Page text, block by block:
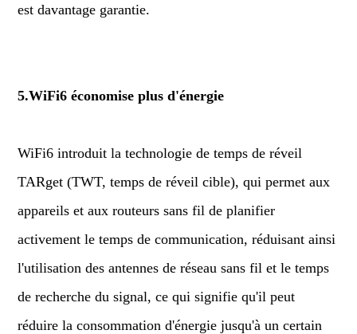
est davantage garantie.
5.WiFi6 économise plus d'énergie
WiFi6 introduit la technologie de temps de réveil
TARget (TWT, temps de réveil cible), qui permet aux
appareils et aux routeurs sans fil de planifier
activement le temps de communication, réduisant ainsi
l'utilisation des antennes de réseau sans fil et le temps
de recherche du signal, ce qui signifie qu'il peut
réduire la consommation d'énergie jusqu'à un certain